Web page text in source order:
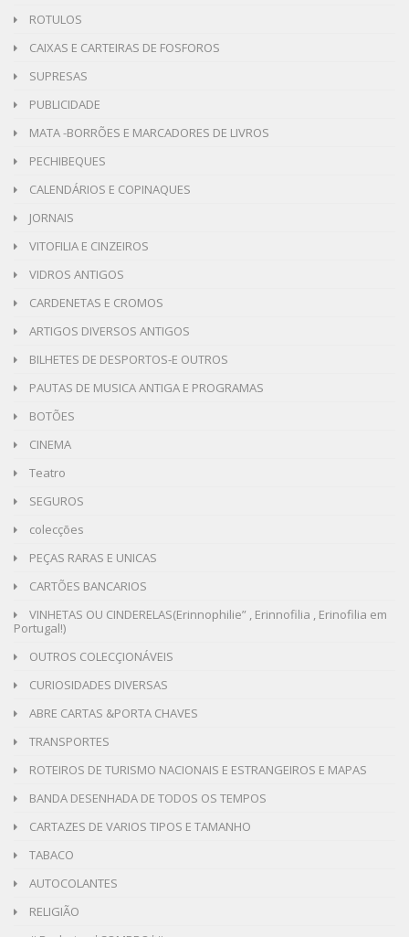
ROTULOS
CAIXAS E CARTEIRAS DE FOSFOROS
SUPRESAS
PUBLICIDADE
MATA -BORRÕES E MARCADORES DE LIVROS
PECHIBEQUES
CALENDÁRIOS E COPINAQUES
JORNAIS
VITOFILIA E CINZEIROS
VIDROS ANTIGOS
CARDENETAS E CROMOS
ARTIGOS DIVERSOS ANTIGOS
BILHETES DE DESPORTOS-E OUTROS
PAUTAS DE MUSICA ANTIGA E PROGRAMAS
BOTÕES
CINEMA
Teatro
SEGUROS
colecções
PEÇAS RARAS E UNICAS
CARTÕES BANCARIOS
VINHETAS OU CINDERELAS(Erinnophilie” , Erinnofilia , Erinofilia em
Portugal!)
OUTROS COLECÇIONÁVEIS
CURIOSIDADES DIVERSAS
ABRE CARTAS &PORTA CHAVES
TRANSPORTES
ROTEIROS DE TURISMO NACIONAIS E ESTRANGEIROS E MAPAS
BANDA DESENHADA DE TODOS OS TEMPOS
CARTAZES DE VARIOS TIPOS E TAMANHO
TABACO
AUTOCOLANTES
RELIGIÃO